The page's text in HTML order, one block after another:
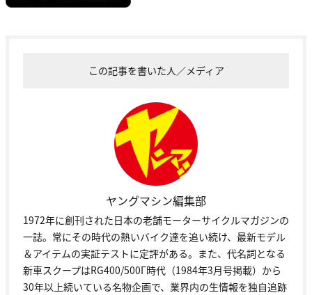
この記事を書いた人／メディア
ヤングマシン編集部
1972年に創刊された日本の老舗モーターサイクルマガジンの
一誌。常にその時代の熱いバイク達を追い続け、最新モデル
＆アイテムの実証テストに定評がある。また、代名詞となる
新車スクープはRG400/500Γ時代（1984年3月号掲載）から
30年以上続いている名物企画で、業界内の生情報を独自追跡